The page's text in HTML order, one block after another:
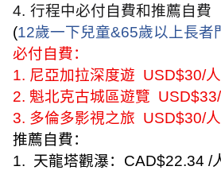
4. 行程中必付自費和推薦自費
(12歲一下兒童&65歲以上長者
必付自費：
1. 尼亞加拉深度遊 USD$30/人
2. 魁北克古城區遊覽 USD$33/
3. 多倫多影視之旅 USD$30/人
推薦自費：
1. 天龍塔觀瀑： CAD$22.34 /